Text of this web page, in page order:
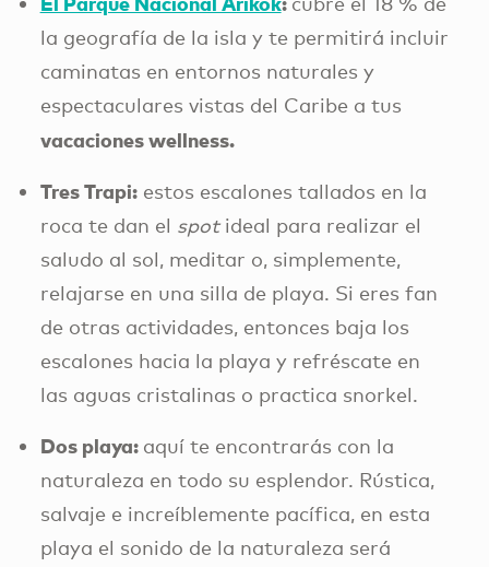
la geografía de la isla y te permitirá incluir
caminatas en entornos naturales y
espectaculares vistas del Caribe a tus
vacaciones wellness.
Tres Trapi:estos escalones tallados en la
roca te dan el spotideal para realizar el
saludo al sol, meditar o, simplemente,
relajarse en una silla de playa. Si eres fan
de otras actividades, entonces baja los
escalones hacia la playa y refréscate en
las aguas cristalinas o practica snorkel.
Dos playa: aquí te encontrarás con la
naturaleza en todo su esplendor. Rústica,
salvaje e increíblemente pacífica, en esta
playa el sonido de la naturaleza será